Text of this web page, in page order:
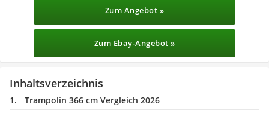
Zum Angebot »
Zum Ebay-Angebot »
Inhaltsverzeichnis
Trampolin 366 cm Vergleich 2026